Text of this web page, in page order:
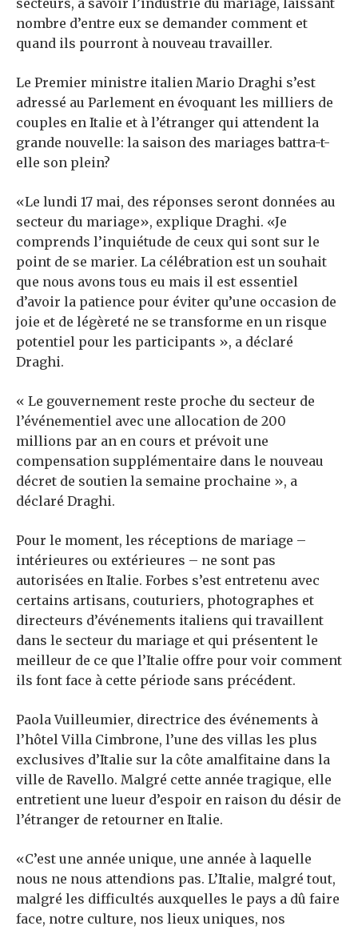
secteurs, à savoir l’industrie du mariage, laissant
nombre d’entre eux se demander comment et
quand ils pourront à nouveau travailler.
Le Premier ministre italien Mario Draghi s’est
adressé au Parlement en évoquant les milliers de
couples en Italie et à l’étranger qui attendent la
grande nouvelle: la saison des mariages battra-t-
elle son plein?
«Le lundi 17 mai, des réponses seront données au
secteur du mariage», explique Draghi. «Je
comprends l’inquiétude de ceux qui sont sur le
point de se marier. La célébration est un souhait
que nous avons tous eu mais il est essentiel
d’avoir la patience pour éviter qu’une occasion de
joie et de légèreté ne se transforme en un risque
potentiel pour les participants », a déclaré
Draghi.
« Le gouvernement reste proche du secteur de
l’événementiel avec une allocation de 200
millions par an en cours et prévoit une
compensation supplémentaire dans le nouveau
décret de soutien la semaine prochaine », a
déclaré Draghi.
Pour le moment, les réceptions de mariage –
intérieures ou extérieures – ne sont pas
autorisées en Italie. Forbes s’est entretenu avec
certains artisans, couturiers, photographes et
directeurs d’événements italiens qui travaillent
dans le secteur du mariage et qui présentent le
meilleur de ce que l’Italie offre pour voir comment
ils font face à cette période sans précédent.
Paola Vuilleumier, directrice des événements à
l’hôtel Villa Cimbrone, l’une des villas les plus
exclusives d’Italie sur la côte amalfitaine dans la
ville de Ravello. Malgré cette année tragique, elle
entretient une lueur d’espoir en raison du désir de
l’étranger de retourner en Italie.
«C’est une année unique, une année à laquelle
nous ne nous attendions pas. L’Italie, malgré tout,
malgré les difficultés auxquelles le pays a dû faire
face, notre culture, nos lieux uniques, nos